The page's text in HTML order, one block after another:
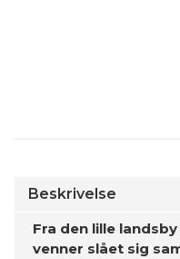
Beskrivelse
Fra den lille
venner slået sig